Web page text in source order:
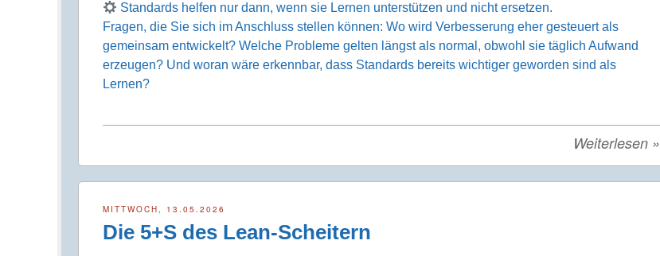
Standards helfen nur dann, wenn sie Lernen unterstützen und nicht ersetzen.
Fragen, die Sie sich im Anschluss stellen können: Wo wird Verbesserung eher gesteuert als
gemeinsam entwickelt? Welche Probleme gelten längst als normal, obwohl sie täglich Aufwand
erzeugen? Und woran wäre erkennbar, dass Standards bereits wichtiger geworden sind als
Lernen?
Weiterlesen »
MITTWOCH, 13.05.2026
Die 5+S des Lean-Scheitern